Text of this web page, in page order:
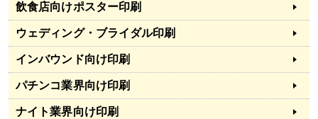
飲食店向けポスター印刷
ウェディング・ブライダル印刷
インバウンド向け印刷
パチンコ業界向け印刷
ナイト業界向け印刷